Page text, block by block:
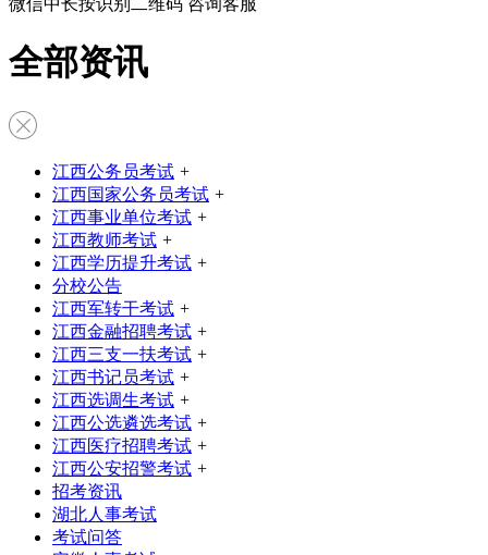
全部资讯
江西公务员考试 +
江西国家公务员考试 +
江西事业单位考试 +
江西教师考试 +
江西学历提升考试 +
分校公告
江西军转干考试 +
江西金融招聘考试 +
江西三支一扶考试 +
江西书记员考试 +
江西选调生考试 +
江西公选遴选考试 +
江西医疗招聘考试 +
江西公安招警考试 +
招考资讯
湖北人事考试
考试问答